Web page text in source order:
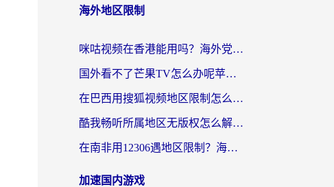
海外地区限制
咪咕视频在香港能用吗？海外党亲测有效的回国加速方案来了
国外看不了芒果TV怎么办呢苹果手机？海外党追剧游戏的全能解决方案
在巴西用搜狐视频地区限制怎么办？3步解决海外看国内剧的烦恼
酷我畅听所属地区无版权怎么解决？海外党必看的回国加速全攻略
在南非用12306遇地区限制？海外华人必看的回国加速全攻略（附B站芒果TV解锁技巧）
加速国内游戏